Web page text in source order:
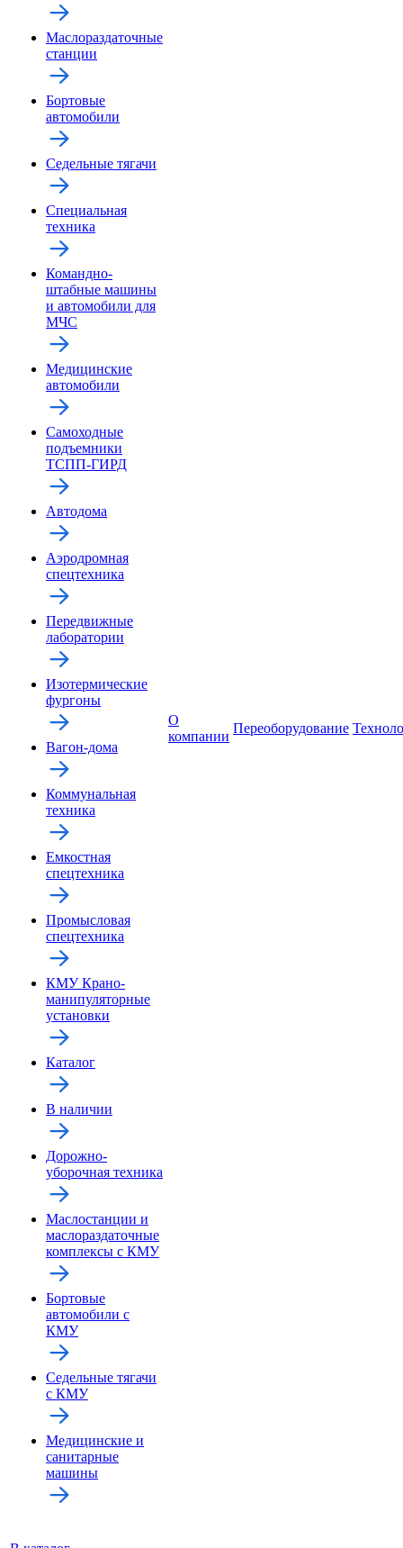
Маслораздаточные
станции
Бортовые
автомобили
Седельные тягачи
Специальная
техника
Командно-
штабные машины
и автомобили для
МЧС
Медицинские
автомобили
Самоходные
подъемники
ТСПП-ГИРД
Автодома
Аэродромная
спецтехника
Передвижные
лаборатории
Изотермические
фургоны
Вагон-дома
Коммунальная
техника
Емкостная
спецтехника
Промысловая
спецтехника
КМУ Крано-
манипуляторные
установки
Каталог
В наличии
Дорожно-
уборочная техника
Маслостанции и
маслораздаточные
комплексы с КМУ
Бортовые
автомобили с
КМУ
Седельные тягачи
с КМУ
Медицинские и
санитарные
машины
О
компании
Переоборудование